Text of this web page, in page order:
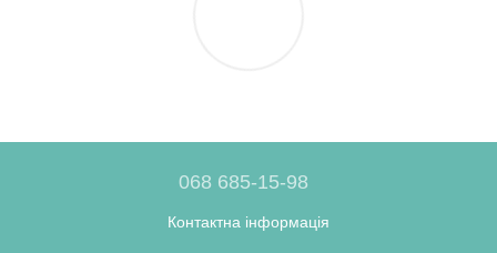
068 685-15-98
Контактна інформація